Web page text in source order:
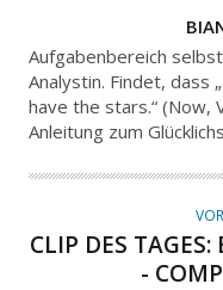
U
T
O
R
Aufgabenbereich
Analystin. Findet, dass
have the stars.“ (Now,
Anleitung zum
CLIP DES
-